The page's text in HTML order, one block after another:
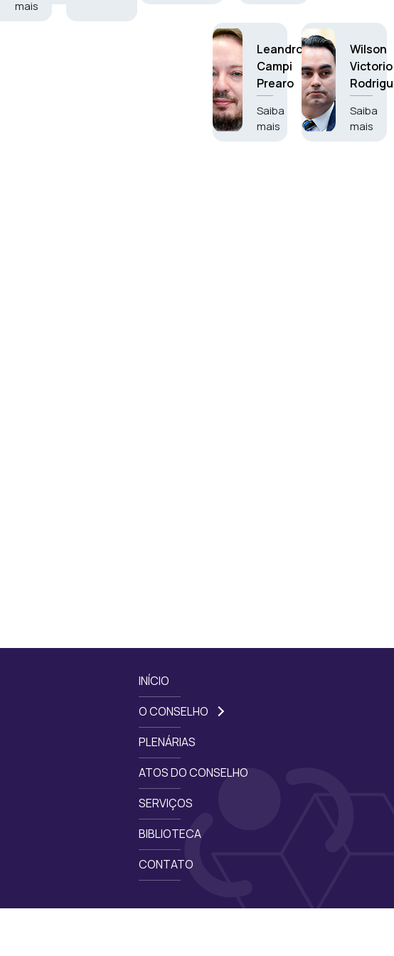
mais
Leandro
Campi
Prearo
Saiba
mais
Wilson
Victorio
Saiba
mais
INÍCIO
O CONSELHO
PLENÁRIAS
ATOS DO CONSELHO
SERVIÇOS
BIBLIOTECA
CONTATO